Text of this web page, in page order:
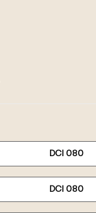
DCI 080
DCI 080